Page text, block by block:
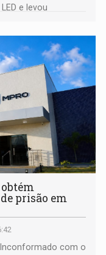
e levou
obtém
prisão em
com o